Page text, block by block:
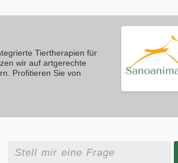
Tiertherapien für
wir auf artgerechte
Profitieren Sie von